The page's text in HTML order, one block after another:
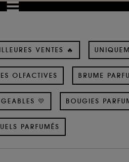
VENTES 🔥
OLFACTIVES BRUME
💛 BOUGIES
PARFUMÉS